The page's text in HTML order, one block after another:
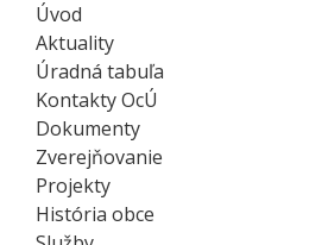
Úvod
Aktuality
Úradná tabuľa
Kontakty OcÚ
Dokumenty
Zverejňovanie
Projekty
História obce